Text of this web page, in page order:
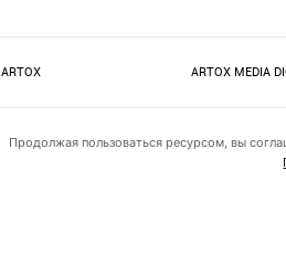
ARTOX ARTOX MEDIA
Продолжая пользоваться ресурсом, вы